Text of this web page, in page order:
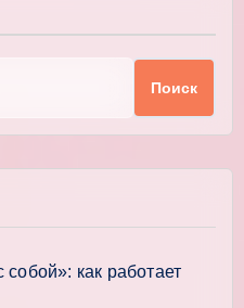
Поиск
как работает